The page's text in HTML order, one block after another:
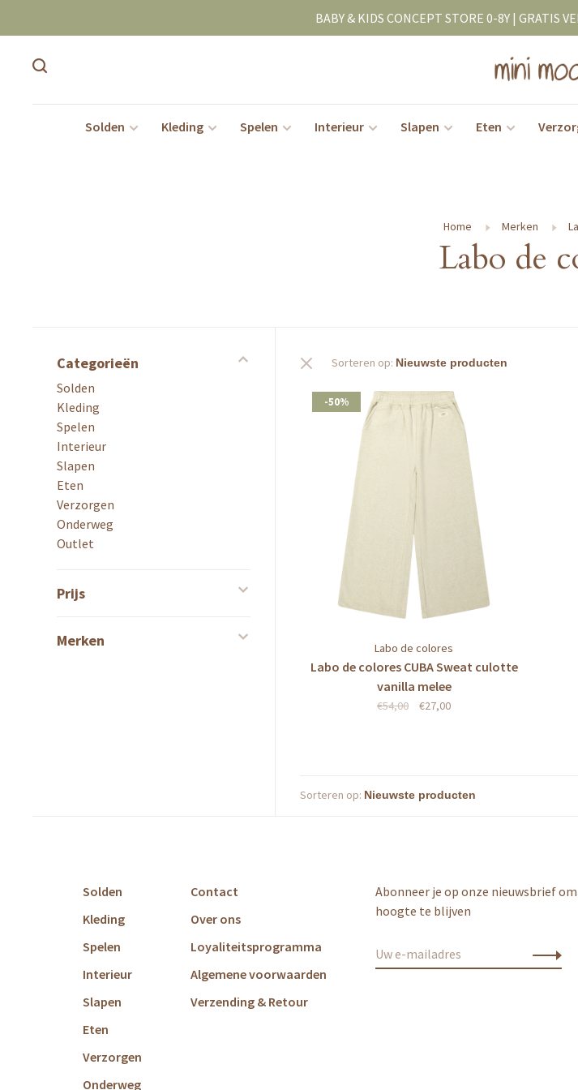
BABY & KIDS CONCEPT STORE 0-8Y | GRATIS
Solden Kleding Spelen Interieur Slapen Eten
Home Merken
Labo de
Categorieën
Solden
Kleding
Spelen
Interieur
Slapen
Eten
Verzorgen
Onderweg
Outlet
Prijs
Merken
Sorteren op:
-50%
Labo de colores
Labo de colores CUBA Sweat culotte
vanilla melee
€54,00 €27,00
Sorteren op:
Solden
Kleding
Spelen
Interieur
Slapen
Eten
Verzorgen
Onderweg
Contact
Over ons
Loyaliteitsprogramma
Algemene voorwaarden
Verzending & Retour
Abonneer je op onze nieuwsbrief om
hoogte te blijven